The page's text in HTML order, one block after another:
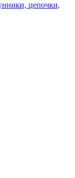
цепочки,